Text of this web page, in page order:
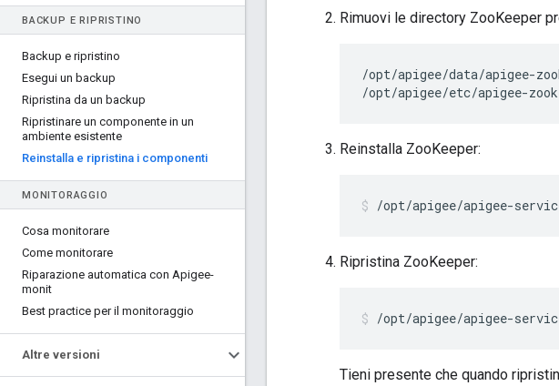
BACKUP E RIPRISTINO
Backup e ripristino
Esegui un backup
Ripristina da un backup
Ripristinare un componente in un
ambiente esistente
Reinstalla e ripristina i componenti
MONITORAGGIO
Cosa monitorare
Come monitorare
Riparazione automatica con Apigee-
monit
Best practice per il monitoraggio
Altre versioni
Rimuovi le directory ZooKeeper
/opt/apigee/data/apigee-
/opt/apigee/etc/apigee-
Reinstalla ZooKeeper:
/opt/apigee/apigee-
Ripristina ZooKeeper:
/opt/apigee/apigee-
Tieni presente che quando